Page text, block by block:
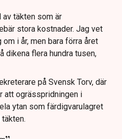
täkten som är
stora kostnader. Jag vet
i år, men bara förra året
dikena flera hundra tusen,
på Svensk Torv, där
att ogrässpridningen i
ytan som färdigvarulagret